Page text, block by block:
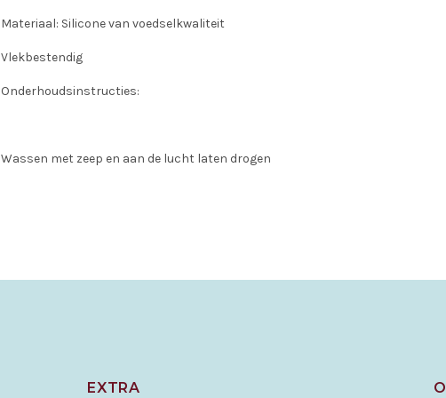
Materiaal: Silicone van voedselkwaliteit
Vlekbestendig
Onderhoudsinstructies:
Wassen met zeep en aan de lucht laten drogen
EXTRA